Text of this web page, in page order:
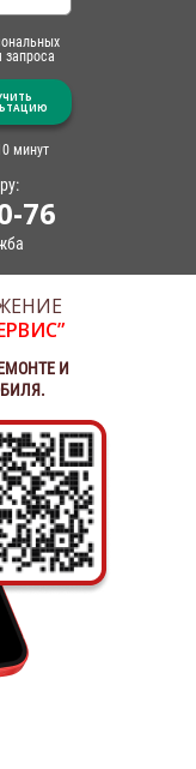
запроса
минут
76
И